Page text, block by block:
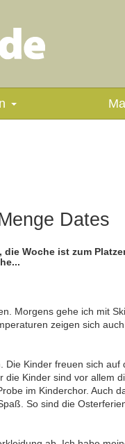
Dates
Woche ist zum
Morgens gehe ich mit
zeigen sich
Kinder freuen sich
Kinder sind vor allem
im Kinderchor. Auch
So sind die